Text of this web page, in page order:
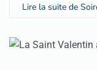
Lire la suite de